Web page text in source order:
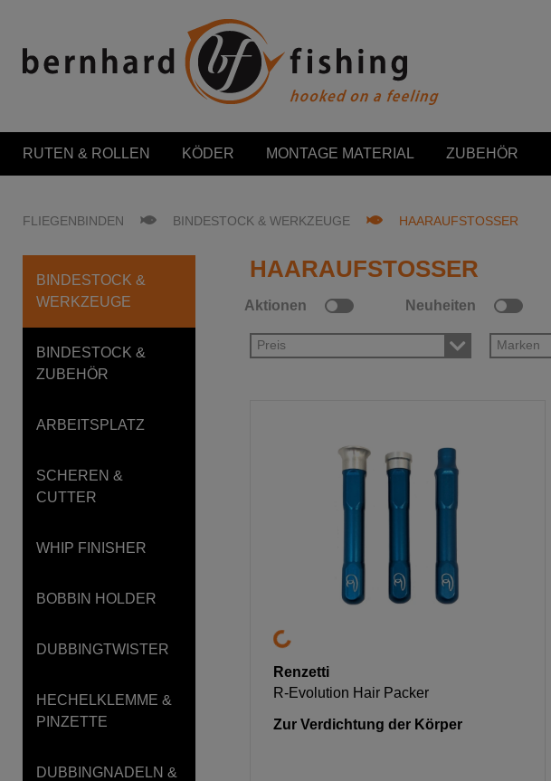
RUTEN & ROLLEN KÖDER MONTAGE MATERIAL ZUBEHÖR
FLIEGENBINDEN BINDESTOCK & WERKZEUGE HAARAUFSTOSSER
BINDESTOCK &
WERKZEUGE
BINDESTOCK &
ZUBEHÖR
ARBEITSPLATZ
SCHEREN &
CUTTER
WHIP FINISHER
BOBBIN HOLDER
DUBBINGTWISTER
HECHELKLEMME &
PINZETTE
DUBBINGNADELN &
HAARAUFSTOSSER
Aktionen Neuheiten
Preis Marken
Renzetti
R-Evolution Hair Packer
Zur Verdichtung der Körper